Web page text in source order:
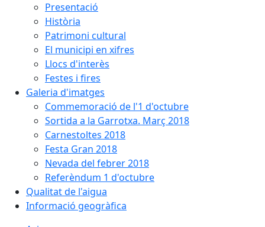
Presentació
Història
Patrimoni cultural
El municipi en xifres
Llocs d'interès
Festes i fires
Galeria d'imatges
Commemoració de l'1 d'octubre
Sortida a la Garrotxa. Març 2018
Carnestoltes 2018
Festa Gran 2018
Nevada del febrer 2018
Referèndum 1 d'octubre
Qualitat de l'aigua
Informació geogràfica